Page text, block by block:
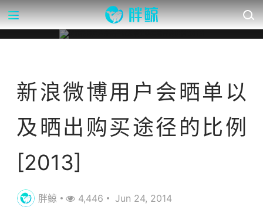
新浪微博用户会晒单以
及晒出购买途径的比例
[2013]
胖鲸 4,446 Jun 24, 2014